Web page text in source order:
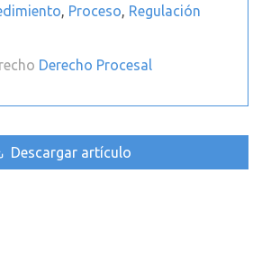
Proceso Regulación
Derecho Procesal
Descargar artículo